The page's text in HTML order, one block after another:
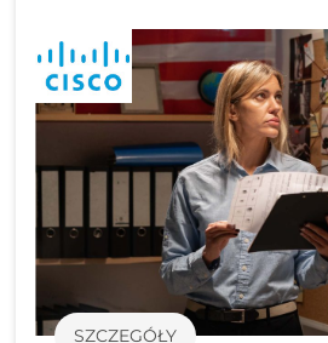
SZCZEGÓŁY